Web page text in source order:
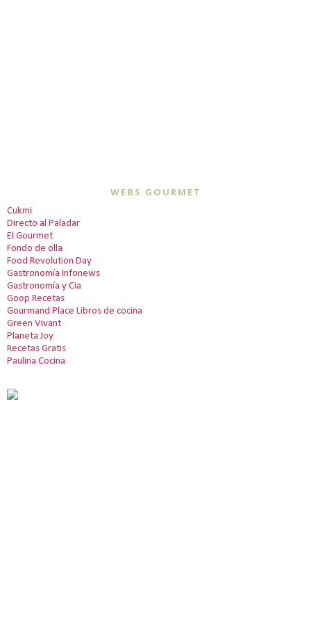
WEBS GOURMET
Cukmi
Directo al Paladar
El Gourmet
Fondo de olla
Food Revolution Day
Gastronomía Infonews
Gastronomía y Cia
Goop Recetas
Gourmand Place Libros de cocina
Green Vivant
Planeta Joy
Recetas Gratis
Paulina Cocina